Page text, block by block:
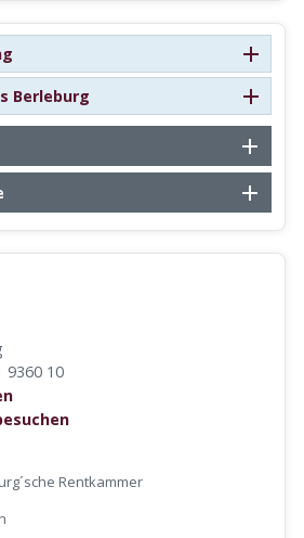
Berleburg
9360 10
Rentkammer